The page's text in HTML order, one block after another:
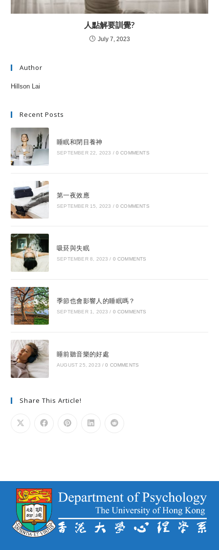
人點解要訓覺?
July 7, 2023
Author
Hillson Lai
Recent Posts
睡眠和閉目養神
SEPTEMBER 22, 2023 / 0 COMMENTS
第一夜效應
SEPTEMBER 15, 2023 / 0 COMMENTS
吸菸與失眠
SEPTEMBER 8, 2023 / 0 COMMENTS
季節也會影響人的睡眠嗎？
SEPTEMBER 1, 2023 / 0 COMMENTS
睡前聽音樂的好處
AUGUST 25, 2023 / 0 COMMENTS
Share This Article!